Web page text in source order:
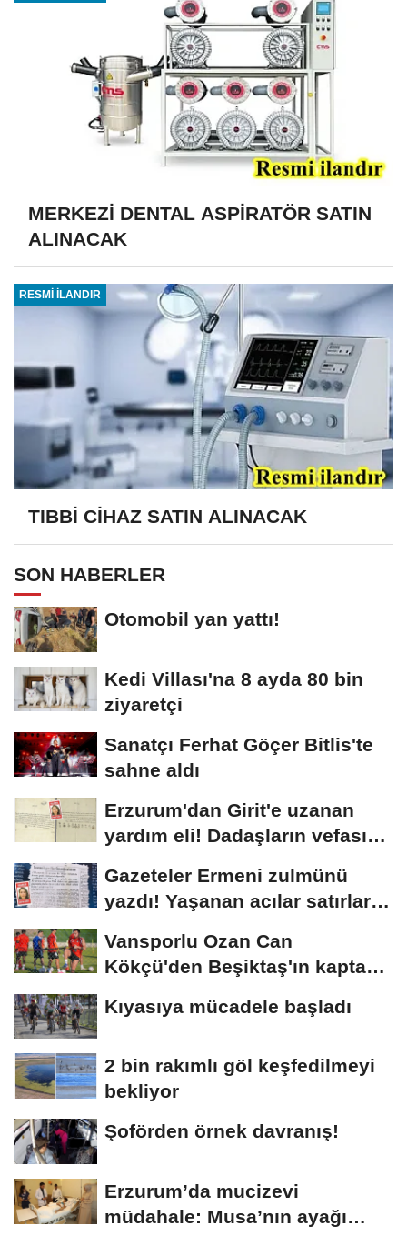
MERKEZİ DENTAL ASPİRATÖR SATIN
ALINACAK
RESMİ İLANDIR
TIBBİ CİHAZ SATIN ALINACAK
SON HABERLER
Otomobil yan yattı!
Kedi Villası'na 8 ayda 80 bin
ziyaretçi
Sanatçı Ferhat Göçer Bitlis'te
sahne aldı
Erzurum'dan Girit'e uzanan
yardım eli! Dadaşların vefası
Gazeteler Ermeni zulmünü
yazdı! Yaşanan acılar satırlara
Vansporlu Ozan Can
Kökçü'den Beşiktaş'ın kaptanı
Kıyasıya mücadele başladı
2 bin rakımlı göl keşfedilmeyi
bekliyor
Şoförden örnek davranış!
Erzurum’da mucizevi
müdahale: Musa’nın ayağı